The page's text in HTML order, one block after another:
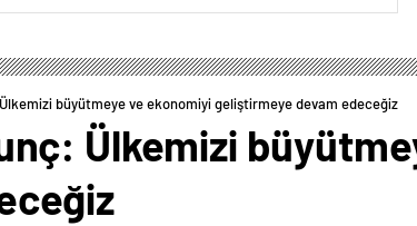
büyütmeye ve ekonomiyi geliştirmeye devam edeceğiz
Ülkemizi